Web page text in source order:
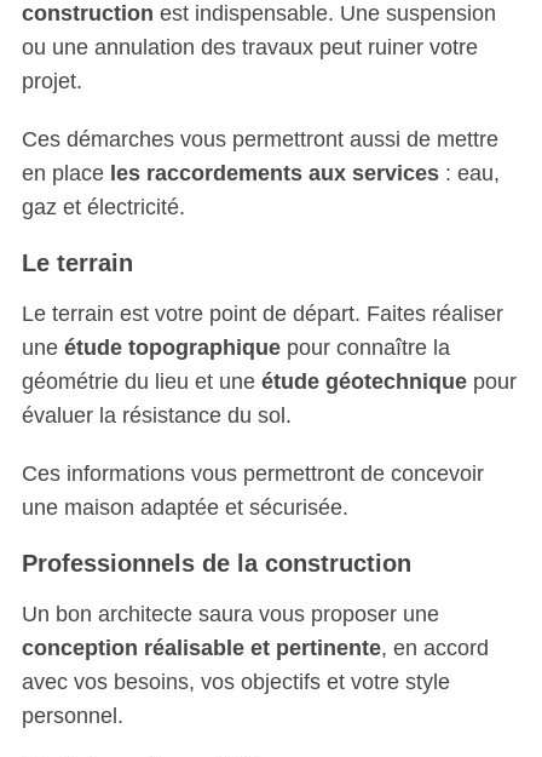
construction est indispensable. Une suspension
ou une annulation des travaux peut ruiner votre
projet.
Ces démarches vous permettront aussi de mettre
en place les raccordements aux services: eau,
gaz et électricité.
Le terrain
Le terrain est votre point de départ. Faites réaliser
une étude topographiquepour connaître la
géométrie du lieu et une étude géotechniquepour
évaluer la résistance du sol.
Ces informations vous permettront de concevoir
une maison adaptée et sécurisée.
Professionnels de la construction
Un bon architecte saura vous proposer une
conception réalisable et pertinente, en accord
avec vos besoins, vos objectifs et votre style
personnel.